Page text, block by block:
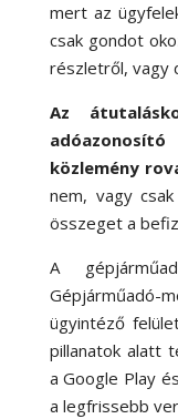
mert az
csak gondot
részletről, vagy
Az
közlemény
nem, vagy
összeget a
A
ügyintéző
pillanatok alatt
a Google Play
a legfrissebb